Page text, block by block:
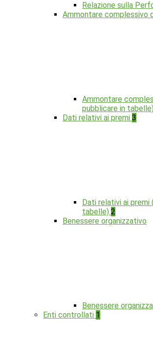
Relazione sulla
Ammontare complessivo
Ammontare
pubblicare in tabelle)
Dati relativi ai premi 3
Dati relativi ai premi
tabelle) 2
Benessere organizzativo
Benessere
Enti controllati 1